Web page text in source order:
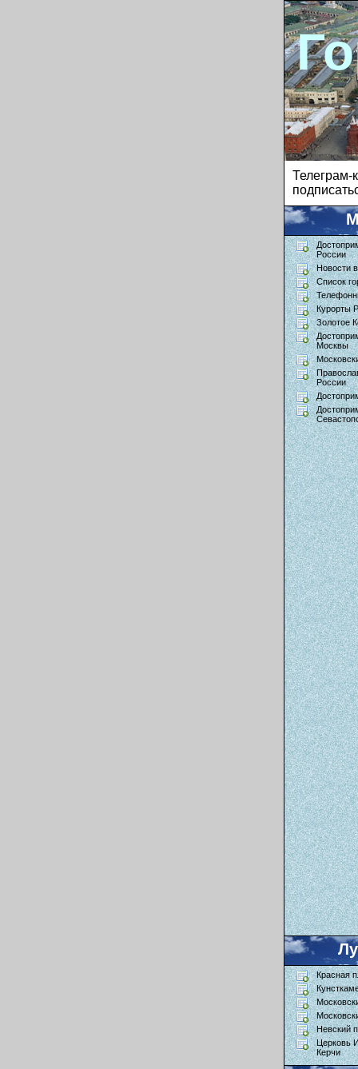
России
Новости
Список
Курорты
Золотое
Москвы
России
Красная
Невский
Церковь
Керчи